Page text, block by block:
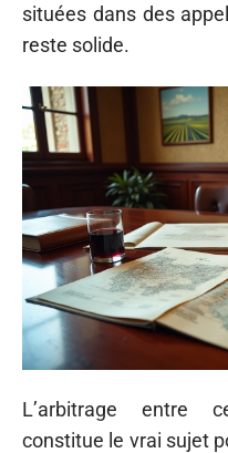
situées dans des
reste solide.
L’arbitrage entre
constitue le vrai sujet